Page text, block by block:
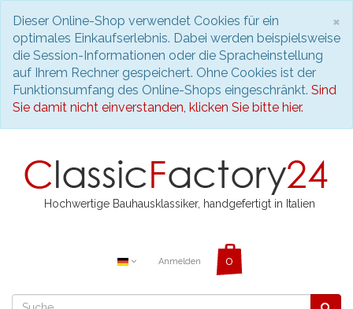
×
Dieser Online-Shop verwendet Cookies für ein
optimales Einkaufserlebnis. Dabei werden beispielsweise
die Session-Informationen oder die Spracheinstellung
auf Ihrem Rechner gespeichert. Ohne Cookies ist der
Funktionsumfang des Online-Shops eingeschränkt. Sind
Sie damit nicht einverstanden, klicken Sie bitte hier.
Hochwertige Bauhausklassiker, handgefertigt in Italien
Anmelden